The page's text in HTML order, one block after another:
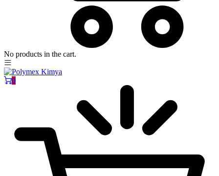
No products in the cart.
0